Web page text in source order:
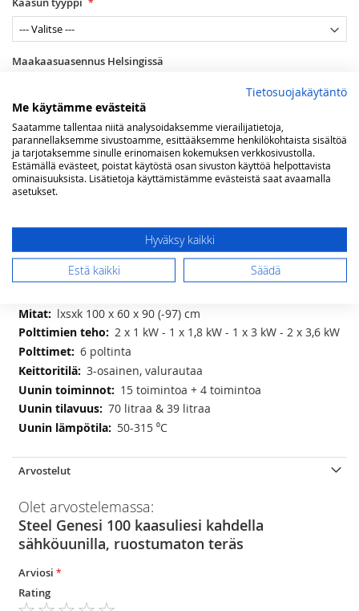
Maakaasuasennus Helsingissä
keittotaso vaihtoehdot
LISÄÄ TOIVELISTAAN
Lisätietoja
Lisätietojalxsxk 100 x 60 x 90 (-97) cm
2 x 1 kW - 1 x 1,8 kW - 1 x 3 kW - 2 x 3,6 kW
6 poltinta
3-osainen, valurautaa
15 toimintoa + 4 toimintoa
70 litraa & 39 litraa
50-315 ⁰C
Arvostelut
Olet arvostelemassa:
Steel Genesi 100 kaasuliesi kahdella
sähköuunilla, ruostumaton teräs
Arviosi
Rating
Tietosuojakäytäntö
Me käytämme evästeitä
Saatamme tallentaa niitä analysoidaksemme vierailijatietoja,
parannellaksemme sivustoamme, esittääksemme henkilökohtaista sisältöä
ja tarjotaksemme sinulle erinomaisen kokemuksen verkkosivustolla.
Estämällä evästeet, poistat käytöstä osan sivuston käyttöä helpottavista
ominaisuuksista. Lisätietoja käyttämistämme evästeistä saat avaamalla
asetukset.
Hyväksy kaikki
Estä kaikki Säädä